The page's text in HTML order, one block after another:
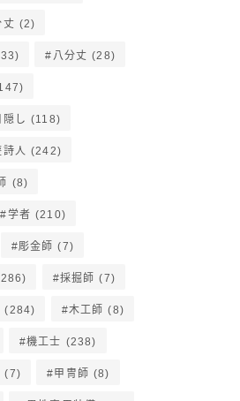
丈 (2)
八分丈 (28)
隠し (118)
詩人 (242)
(8)
学者 (210)
彫金師 (7)
採掘師 (7)
(284) 木工師 (8)
機工士 (238)
(7) 甲冑師 (8)